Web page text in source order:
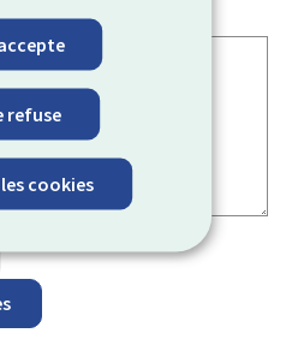
refuse
cookies